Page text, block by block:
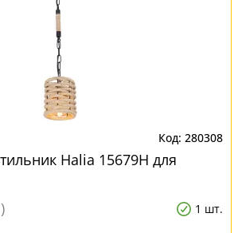
280308
Halia 15679H для
1 шт.